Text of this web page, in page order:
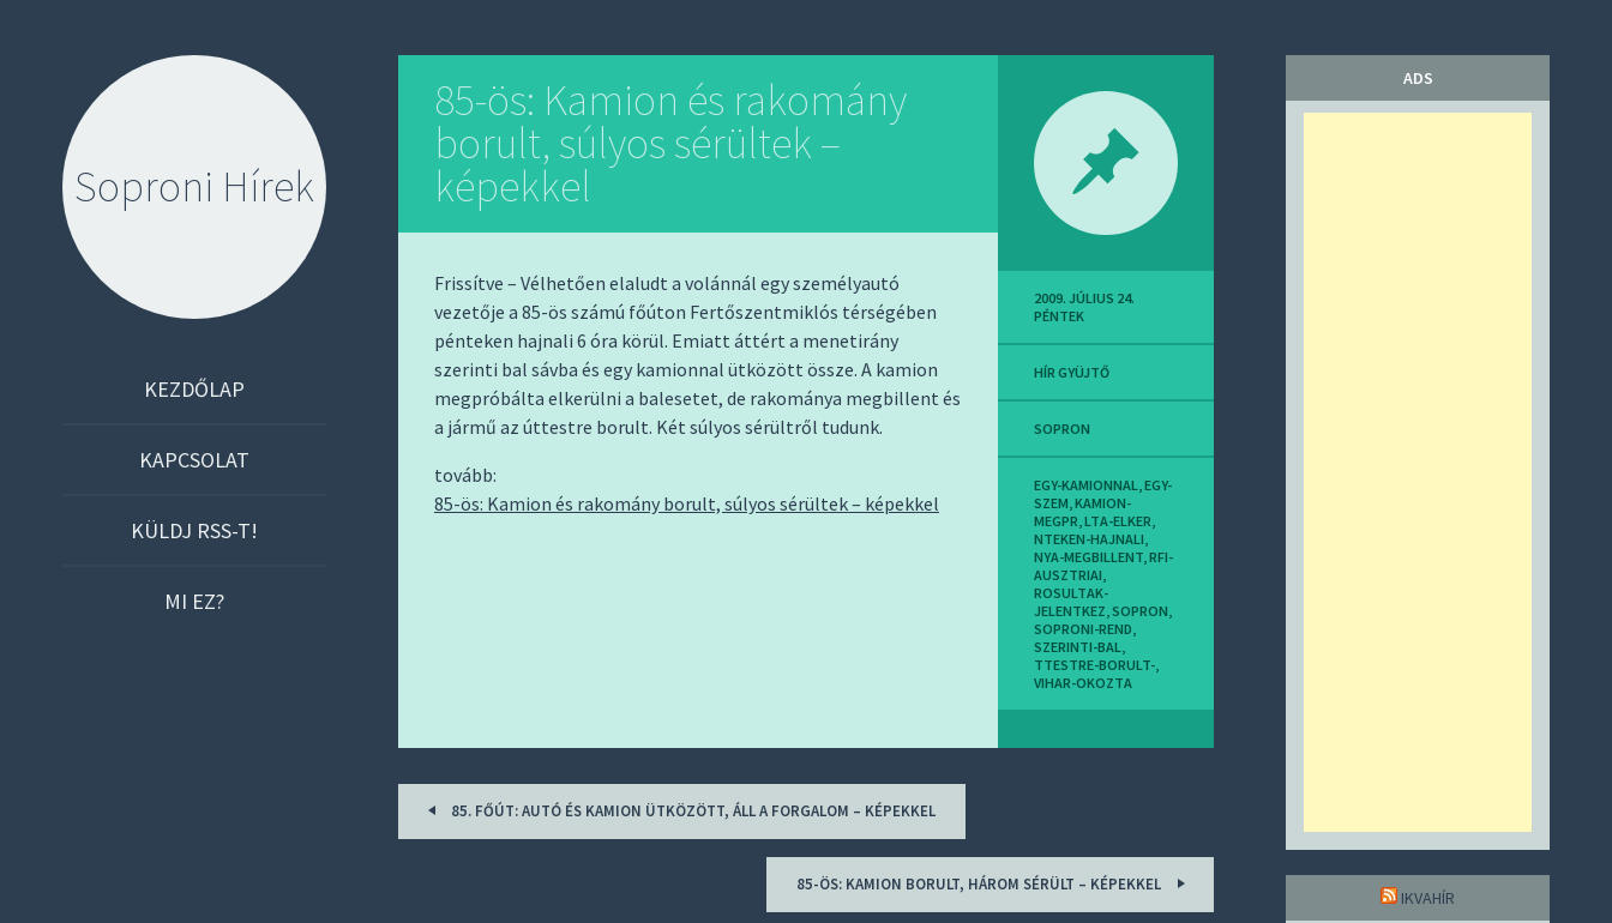
Soproni Hírek
KEZDŐLAP
KAPCSOLAT
KÜLDJ RSS-T!
MI EZ?
85-ös: Kamion és rakomány
borult, súlyos sérültek –
képekkel
Frissítve – Vélhetően elaludt a volánnál egy személyautó
vezetője a 85-ös számú főúton Fertőszentmiklós térségében
pénteken hajnali 6 óra körül. Emiatt áttért a menetirány
szerinti bal sávba és egy kamionnal ütközött össze. A kamion
megpróbálta elkerülni a balesetet, de rakománya megbillent és
a jármű az úttestre borult. Két súlyos sérültről tudunk.
tovább:
85-ös: Kamion és rakomány borult, súlyos sérültek – képekkel
2009. JÚLIUS 24.
PÉNTEK
HÍR GYÜJTŐ
SOPRON
EGY-KAMIONNAL,EGY-
SZEM,KAMION-
MEGPR,LTA-ELKER,
NTEKEN-HAJNALI,
NYA-MEGBILLENT,RFI-
AUSZTRIAI,
ROSULTAK-
JELENTKEZ,SOPRON,
SOPRONI-REND,
SZERINTI-BAL,
TTESTRE-BORULT-,
VIHAR-OKOZTA
Post
navigation
85. FŐÚT: AUTÓ ÉS KAMION ÜTKÖZÖTT, ÁLL A FORGALOM – KÉPEKKEL
85-ÖS: KAMION BORULT, HÁROM SÉRÜLT – KÉPEKKEL
ADS
IKVAHÍR